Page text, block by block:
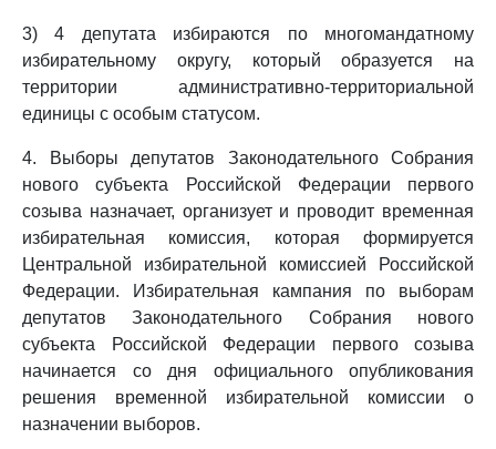
3) 4 депутата избираются по многомандатному
избирательному округу, который образуется на
территории административно-территориальной
единицы с особым статусом.
4. Выборы депутатов Законодательного Собрания
нового субъекта Российской Федерации первого
созыва назначает, организует и проводит временная
избирательная комиссия, которая формируется
Центральной избирательной комиссией Российской
Федерации. Избирательная кампания по выборам
депутатов Законодательного Собрания нового
субъекта Российской Федерации первого созыва
начинается со дня официального опубликования
решения временной избирательной комиссии о
назначении выборов.